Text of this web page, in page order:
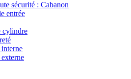
sécurité : Cabanon
entrée
cylindre